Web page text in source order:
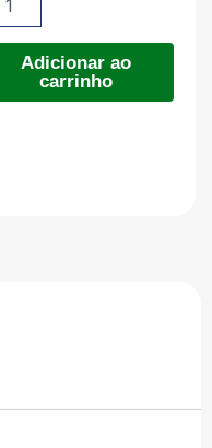
era:
é:
Adicionar ao
carrinho